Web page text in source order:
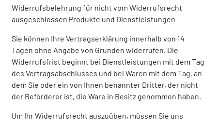
Widerrufsbelehrung für nicht vom Widerrufsrecht
ausgeschlossen Produkte und Dienstleistungen
Sie können Ihre Vertragserklärung innerhalb von 14
Tagen ohne Angabe von Gründen widerrufen. Die
Widerrufsfrist beginnt bei Dienstleistungen mit dem Tag
des Vertragsabschlusses und bei Waren mit dem Tag, an
dem Sie oder ein von Ihnen benannter Dritter, der nicht
der Beförderer ist, die Ware in Besitz genommen haben.
Um Ihr Widerrufsrecht auszuüben, müssen Sie uns